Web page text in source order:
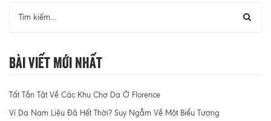
Bài Viết Mới Nhất
Tất Tần Tật Về Các Khu Chợ Da Ở Florence
Ví Da Nam Liệu Đã Hết Thời? Suy Ngẫm Về Một Biểu Tượng